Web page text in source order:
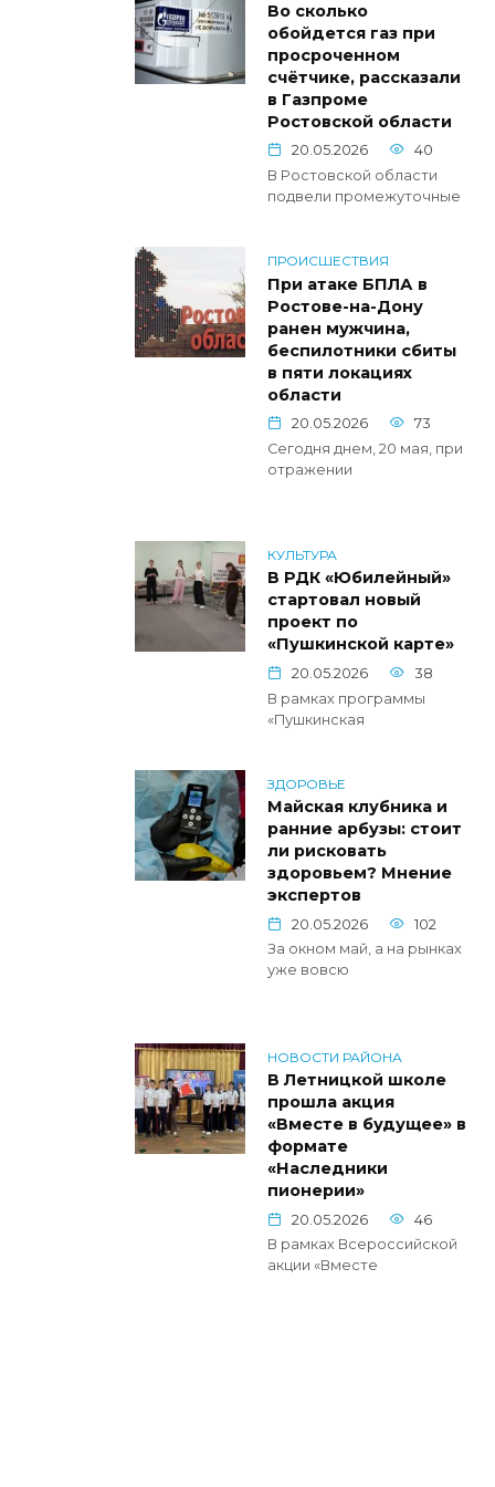
Во сколько
обойдется газ при
просроченном
счётчике, рассказали
в Газпроме
Ростовской области
20.05.2026
40
В Ростовской области
подвели промежуточные
ПРОИСШЕСТВИЯ
При атаке БПЛА в
Ростове-на-Дону
ранен мужчина,
беспилотники сбиты
в пяти локациях
области
20.05.2026
73
Сегодня днем, 20 мая, при
отражении
КУЛЬТУРА
В РДК «Юбилейный»
стартовал новый
проект по
«Пушкинской карте»
20.05.2026
38
В рамках программы
«Пушкинская
ЗДОРОВЬЕ
Майская клубника и
ранние арбузы: стоит
ли рисковать
здоровьем? Мнение
экспертов
20.05.2026
102
За окном май, а на рынках
уже вовсю
НОВОСТИ РАЙОНА
В Летницкой школе
прошла акция
«Вместе в будущее» в
формате
«Наследники
пионерии»
20.05.2026
46
В рамках Всероссийской
акции «Вместе